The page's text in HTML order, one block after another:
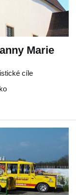
Marie
cíle